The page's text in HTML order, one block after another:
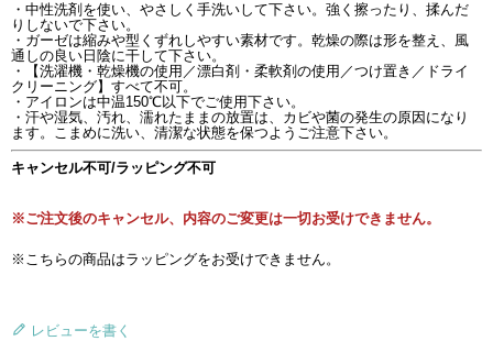
・中性洗剤を使い、やさしく手洗いして下さい。強く擦ったり、揉んだ
りしないで下さい。
・ガーゼは縮みや型くずれしやすい素材です。乾燥の際は形を整え、風
通しの良い日陰に干して下さい。
・【洗濯機・乾燥機の使用／漂白剤・柔軟剤の使用／つけ置き／ドライ
クリーニング】すべて不可。
・アイロンは中温150℃以下でご使用下さい。
・汗や湿気、汚れ、濡れたままの放置は、カビや菌の発生の原因になり
ます。こまめに洗い、清潔な状態を保つようご注意下さい。
キャンセル不可/ラッピング不可
※ご注文後のキャンセル、内容のご変更は一切お受けできません。
※こちらの商品はラッピングをお受けできません。
レビューを書く